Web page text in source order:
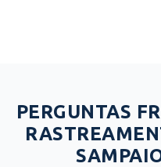
PERGUNTAS